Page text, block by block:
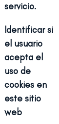
servicio.
Identificar si
el usuario
acepta el
uso de
cookies en
este sitio
web